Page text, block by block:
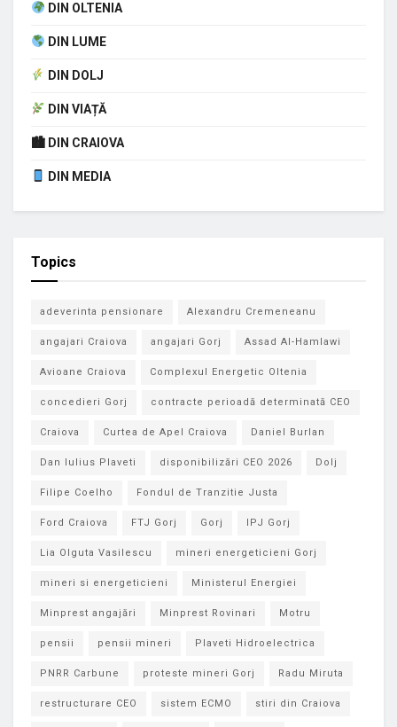
DIN OLTENIA
DIN LUME
DIN DOLJ
DIN VIAȚĂ
🏙 DIN CRAIOVA
DIN MEDIA
Topics
adeverinta pensionare Alexandru Cremeneanu
angajari Craiova angajari Gorj Assad Al-Hamlawi
Avioane Craiova Complexul Energetic Oltenia
concedieri Gorj contracte perioadă determinată CEO
Craiova Curtea de Apel Craiova Daniel Burlan
Dan Iulius Plaveti disponibilizări CEO 2026 Dolj
Filipe Coelho Fondul de Tranzitie Justa
Ford Craiova FTJ Gorj Gorj IPJ Gorj
Lia Olguta Vasilescu mineri energeticieni Gorj
mineri si energeticieni Ministerul Energiei
Minprest angajări Minprest Rovinari Motru
pensii pensii mineri Plaveti Hidroelectrica
PNRR Carbune proteste mineri Gorj Radu Miruta
restructurare CEO sistem ECMO stiri din Craiova